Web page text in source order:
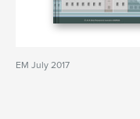
EM July 2017